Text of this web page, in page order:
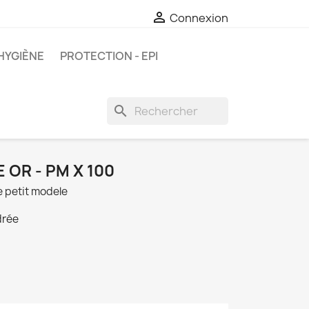
 Connexion
PROTECTION - EPI
search
OR - PM X 100
petit modele